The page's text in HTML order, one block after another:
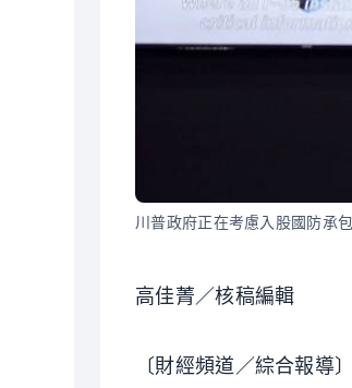
川普政府正在考慮入股國防承
高佳菁／核稿編輯
〔財經頻道／綜合報導